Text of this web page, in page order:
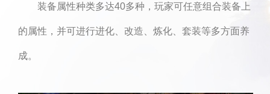
装备属性种类多达40多种，玩家可任意组合装备上
的属性，并可进行进化、改造、炼化、套装等多方面养
成。